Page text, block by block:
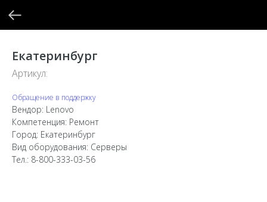
Екатеринбург
Артикул:
Обращение в поддержку
Вендор: Lenovo
Компетенция: Ремонт
Город: Екатеринбург
Вид оборудования: Серверы
Тел.: 8-800-333-03-56